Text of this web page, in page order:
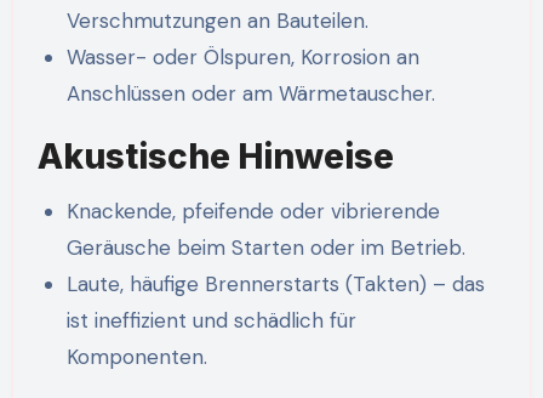
Verschmutzungen an Bauteilen.
Wasser- oder Ölspuren, Korrosion an
Anschlüssen oder am Wärmetauscher.
Akustische Hinweise
Knackende, pfeifende oder vibrierende
Geräusche beim Starten oder im Betrieb.
Laute, häufige Brennerstarts (Takten) – das
ist ineffizient und schädlich für
Komponenten.